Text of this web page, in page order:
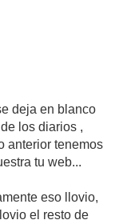
deja en blanco
los diarios ,
anterior tenemos
tu web...
eso llovio,
el resto de